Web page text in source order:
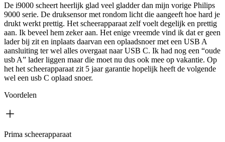
De i9000 scheert heerlijk glad veel gladder dan mijn vorige Philips
9000 serie. De druksensor met rondom licht die aangeeft hoe hard je
drukt werkt prettig. Het scheerapparaat zelf voelt degelijk en prettig
aan. Ik beveel hem zeker aan. Het enige vreemde vind ik dat er geen
lader bij zit en inplaats daarvan een oplaadsnoer met een USB A
aansluiting ter wel alles overgaat naar USB C. Ik had nog een “oude
usb A” lader liggen maar die moet nu dus ook mee op vakantie. Op
het het scheerapparaat zit 5 jaar garantie hopelijk heeft de volgende
wel een usb C oplaad snoer.
Voordelen
Prima scheerapparaat